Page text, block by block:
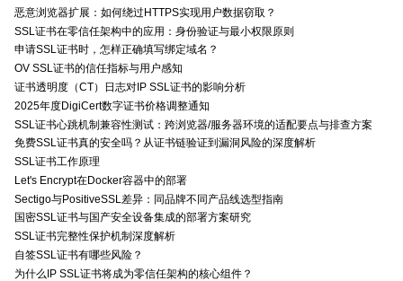
恶意浏览器扩展：如何绕过HTTPS实现用户数据窃取？
SSL证书在零信任架构中的应用：身份验证与最小权限原则
申请SSL证书时，怎样正确填写绑定域名？
OV SSL证书的信任指标与用户感知
证书透明度（CT）日志对IP SSL证书的影响分析
2025年度DigiCert数字证书价格调整通知
SSL证书心跳机制兼容性测试：跨浏览器/服务器环境的适配要点与排查方案
免费SSL证书真的安全吗？从证书链验证到漏洞风险的深度解析
SSL证书工作原理
Let's Encrypt在Docker容器中的部署
Sectigo与PositiveSSL差异：同品牌不同产品线选型指南
国密SSL证书与国产安全设备集成的部署方案研究
SSL证书完整性保护机制深度解析
自签SSL证书有哪些风险？
为什么IP SSL证书将成为零信任架构的核心组件？